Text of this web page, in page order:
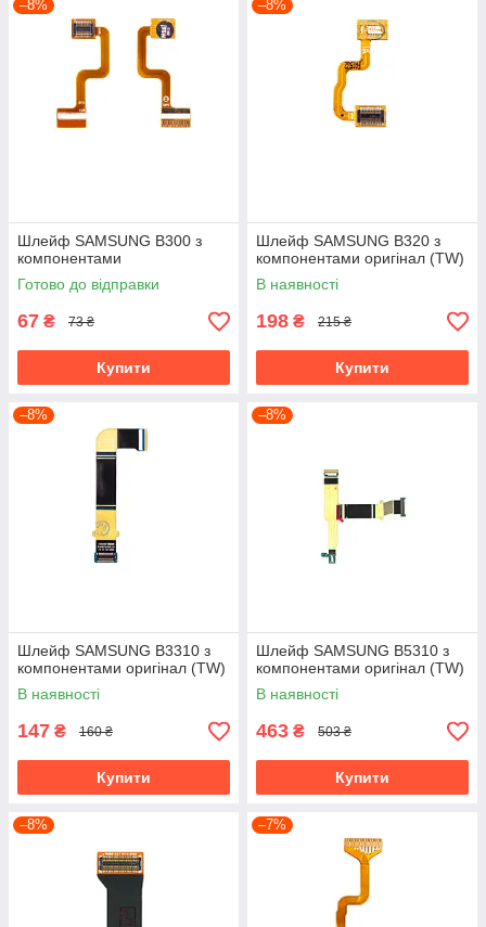
–8%
Шлейф SAMSUNG B300 з
компонентами
Готово до відправки
67 ₴ 73 ₴
Купити
–8%
Шлейф SAMSUNG B320 з
компонентами оригінал (TW)
В наявності
198 ₴ 215 ₴
Купити
–8%
Шлейф SAMSUNG B3310 з
компонентами оригінал (TW)
В наявності
147 ₴ 160 ₴
Купити
–8%
Шлейф SAMSUNG B5310 з
компонентами оригінал (TW)
В наявності
463 ₴ 503 ₴
Купити
–8% –7%